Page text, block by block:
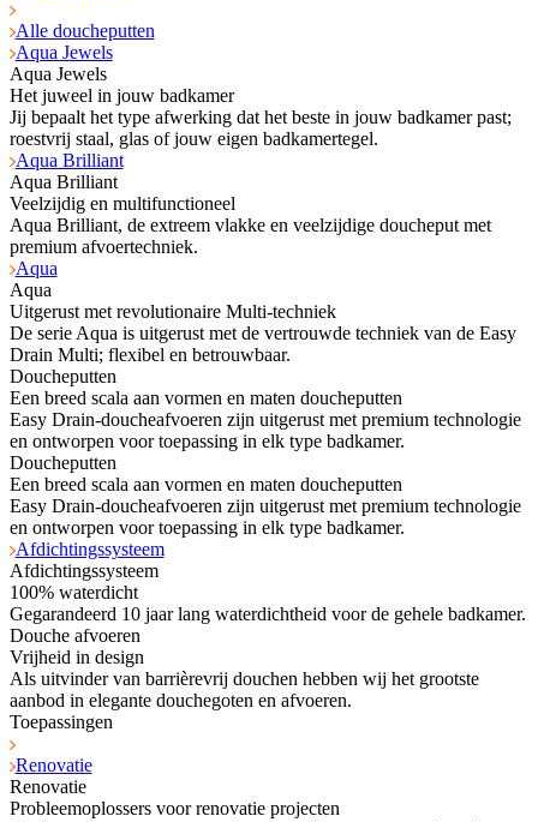
Alle doucheputten
Aqua Jewels
Aqua Jewels
Het juweel in jouw badkamer
Jij bepaalt het type afwerking dat het beste in jouw badkamer past;
roestvrij staal, glas of jouw eigen badkamertegel.
Aqua Brilliant
Aqua Brilliant
Veelzijdig en multifunctioneel
Aqua Brilliant, de extreem vlakke en veelzijdige doucheput met
premium afvoertechniek.
Aqua
Aqua
Uitgerust met revolutionaire Multi-techniek
De serie Aqua is uitgerust met de vertrouwde techniek van de Easy
Drain Multi; flexibel en betrouwbaar.
Doucheputten
Een breed scala aan vormen en maten doucheputten
Easy Drain-doucheafvoeren zijn uitgerust met premium technologie
en ontworpen voor toepassing in elk type badkamer.
Doucheputten
Een breed scala aan vormen en maten doucheputten
Easy Drain-doucheafvoeren zijn uitgerust met premium technologie
en ontworpen voor toepassing in elk type badkamer.
Afdichtingssysteem
Afdichtingssysteem
100% waterdicht
Gegarandeerd 10 jaar lang waterdichtheid voor de gehele badkamer.
Douche afvoeren
Vrijheid in design
Als uitvinder van barrièrevrij douchen hebben wij het grootste
aanbod in elegante douchegoten en afvoeren.
Toepassingen
Renovatie
Renovatie
Probleemoplossers voor renovatie projecten